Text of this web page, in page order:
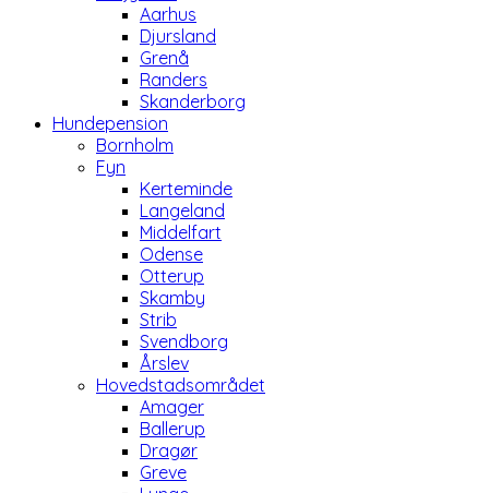
Aarhus
Djursland
Grenå
Randers
Skanderborg
Hundepension
Bornholm
Fyn
Kerteminde
Langeland
Middelfart
Odense
Otterup
Skamby
Strib
Svendborg
Årslev
Hovedstadsområdet
Amager
Ballerup
Dragør
Greve